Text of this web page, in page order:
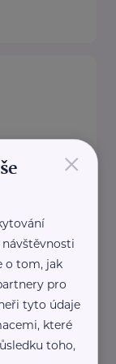
×
o tom, jak
pro
tyto údaje
které
toho,